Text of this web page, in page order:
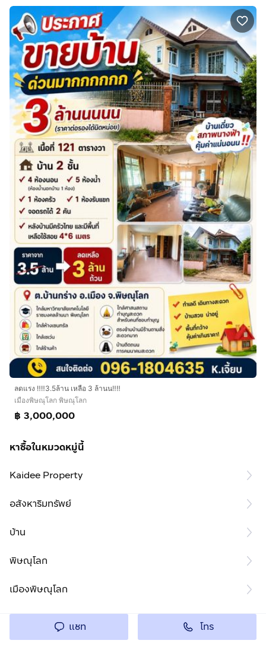
ลดแรง ‼️‼️3.5ล้าน เหลือ 3 ล้านน‼️‼️
เมืองพิษณุโลก พิษณุโลก
฿ 3,000,000
หาซื้อในหมวดหมู่นี้
Kaidee Property
อสังหาริมทรัพย์
บ้าน
พิษณุโลก
เมืองพิษณุโลก
แชท โทร